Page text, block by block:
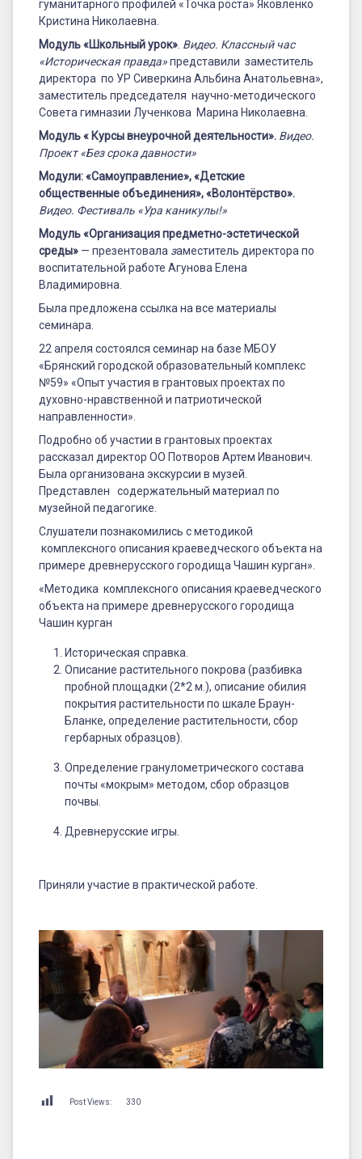
гуманитарного профилей «Точка роста» Яковленко
Кристина Николаевна.
Модуль «Школьный урок» Видео. Классный час
«Историческая правда»представили заместитель
директора по УР Сиверкина Альбина Анатольевна»,
заместитель председателя научно-методического
Совета гимназии Лученкова Марина Николаевна.
Модуль « Курсы внеурочной деятельности». Видео.
Проект «Без срока давности»
Модули: «Самоуправление», «Детские
общественные объединения», «Волонтёрство».
Видео. Фестиваль «Ура каникулы!»
Модуль «Организация предметно-эстетической
среды» — презентовала заместитель директора по
воспитательной работе Агунова Елена
Владимировна.
Была предложена ссылка на все материалы
семинара.
22 апреля состоялся семинар на базе МБОУ
«Брянский городской образовательный комплекс
№59» «Опыт участия в грантовых проектах по
духовно-нравственной и патриотической
направленности».
Подробно об участии в грантовых проектах
рассказал директор ОО Потворов Артем Иванович.
Была организована экскурсии в музей.
Представлен содержательный материал по
музейной педагогике.
Слушатели познакомились с методикой
комплексного описания краеведческого объекта на
примере древнерусского городища Чашин курган».
«Методика комплексного описания краеведческого
объекта на примере древнерусского городища
Чашин курган
Историческая справка.
Описание растительного покрова (разбивка
пробной площадки (2*2 м.), описание обилия
покрытия растительности по шкале Браун-
Бланке, определение растительности, сбор
гербарных образцов).
Определение гранулометрического состава
почты «мокрым» методом, сбор образцов
почвы.
Древнерусские игры.
Приняли участие в практической работе.
Post Views: 330